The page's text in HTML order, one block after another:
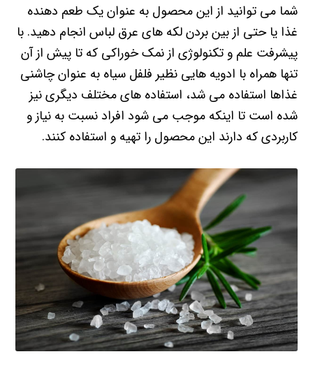
شما می توانید از این محصول به عنوان یک طعم دهنده
غذا یا حتی از بین بردن لکه های عرق لباس انجام دهید. با
پیشرفت علم و تکنولوژی از نمک خوراکی که تا پیش از آن
تنها همراه با ادویه هایی نظیر فلفل سیاه به عنوان چاشنی
غذاها استفاده می شد، استفاده های مختلف دیگری نیز
شده است تا اینکه موجب می شود افراد نسبت به نیاز و
کاربردی که دارند این محصول را تهیه و استفاده کنند.